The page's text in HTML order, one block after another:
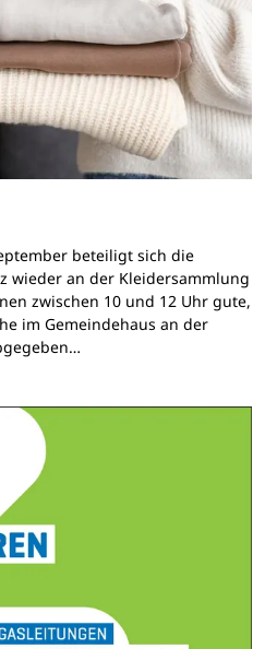
beteiligt sich die
wieder an der Kleidersammlung
zwischen 10 und 12 Uhr gute,
im Gemeindehaus an der